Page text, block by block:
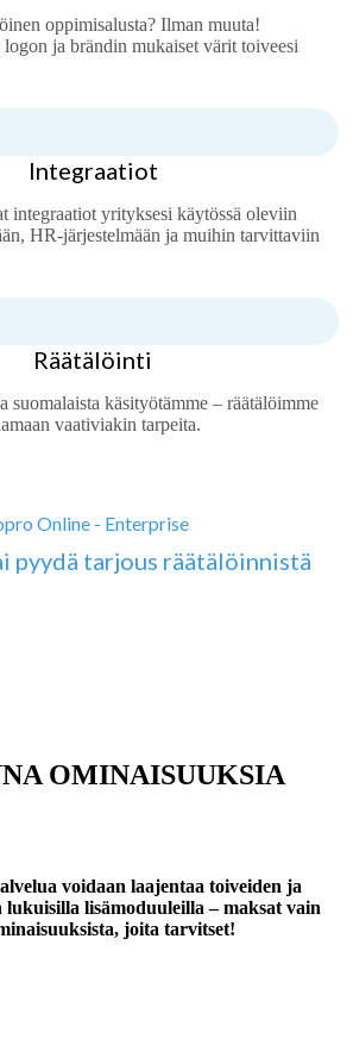
oppimisalusta? Ilman muuta!
ja brändin mukaiset värit toiveesi
Integraatiot
integraatiot yrityksesi käytössä oleviin
HR-järjestelmään ja muihin tarvittaviin
Räätälöinti
suomalaista käsityötämme – räätälöimme
vaativiakin tarpeita.
Online - Enterprise
pyydä tarjous räätälöinnistä
OMINAISUUKSIA
voidaan laajentaa toiveiden ja
lisämoduuleilla – maksat vain
joita tarvitset!